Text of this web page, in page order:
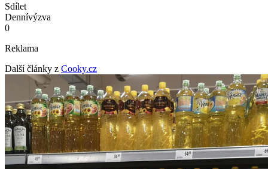
Sdílet
Dennívýzva
0
Reklama
Další články z Cooky.cz